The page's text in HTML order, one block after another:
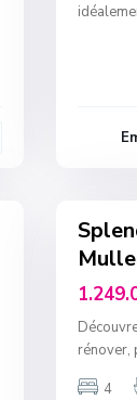
rénover,
4